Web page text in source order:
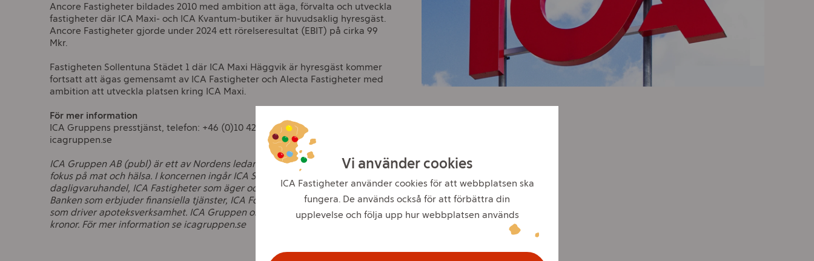
Vi använder cookies
ICA Fastigheter använder cookies för att webbplatsen ska
fungera. De används också för att förbättra din
upplevelse och följa upp hur webbplatsen används
Ancore Fastigheter bildades 2010 med ambition att äga, förvalta och utveckla
fastigheter där ICA Maxi- och ICA Kvantum-butiker är huvudsaklig hyresgäst.
Ancore Fastigheter gjorde under 2024 ett rörelseresultat (EBIT) på cirka 99
Mkr.
Fastigheten Sollentuna Städet 1 där ICA Maxi Häggvik är hyresgäst kommer
fortsatt att ägas gemensamt av ICA Fastigheter och Alecta Fastigheter med
ambition att utveckla platsen kring ICA Maxi.
För mer information
ICA Gruppens presstjänst, telefon: +46 (0)10 422 52 52, e-post: press@ica.se
icagruppen.se
ICA Gruppen AB (publ) är ett av Nordens ledande detaljhandelsföretag med
fokus på mat och hälsa. I koncernen ingår ICA Sverige som i huvudsak driver
dagligvaruhandel, ICA Fastigheter som äger och förvaltar fastigheter, ICA
Banken som erbjuder finansiella tjänster, ICA Försäkring och Apotek Hjärtat
som driver apoteksverksamhet. ICA Gruppen omsatte 2024 cirka 135 miljarder
kronor. För mer information se icagruppen.se